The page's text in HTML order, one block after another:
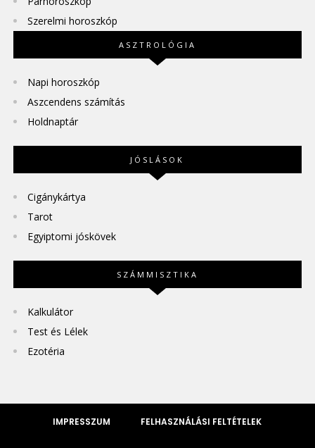
Szerelmi horoszkóp
ASZTROLÓGIA
Napi horoszkóp
Aszcendens számítás
Holdnaptár
JÓSLÁSOK
Cigánykártya
Tarot
Egyiptomi jóskövek
SZÁMMISZTIKA
Kalkulátor
Test és Lélek
Ezotéria
IMPRESSZUM FELHASZNÁLÁSI FELTÉTELEK